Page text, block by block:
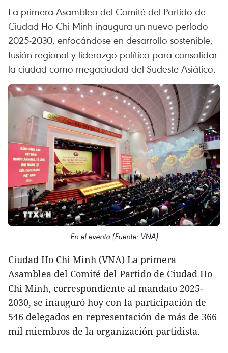
La primera Asamblea del Comité del Partido de
Ciudad Ho Chi Minh inaugura un nuevo período
2025-2030, enfocándose en desarrollo sostenible,
fusión regional y liderazgo político para consolidar
la ciudad como megaciudad del Sudeste Asiático.
En el evento (Fuente: VNA)
Ciudad Ho Chi Minh (VNA) La primera
Asamblea del Comité del Partido de Ciudad Ho
Chi Minh, correspondiente al mandato 2025-
2030, se inauguró hoy con la participación de
546 delegados en representación de más de 366
mil miembros de la organización partidista.